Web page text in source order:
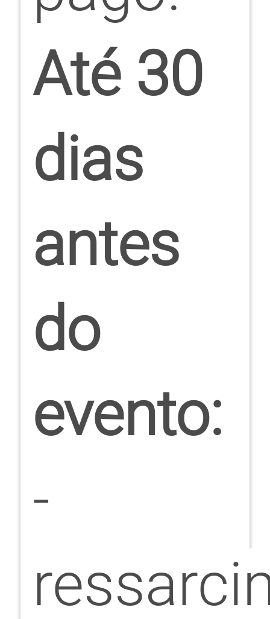
Até 30
dias
antes
do
evento:
-